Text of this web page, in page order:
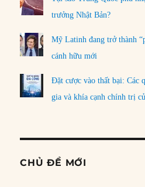
trưởng Nhật Bản?
Mỹ Latinh đang trở thành
cánh hữu mới
Đặt cược vào thất bại: Các
gia và khía cạnh chính trị
CHỦ ĐỀ MỚI